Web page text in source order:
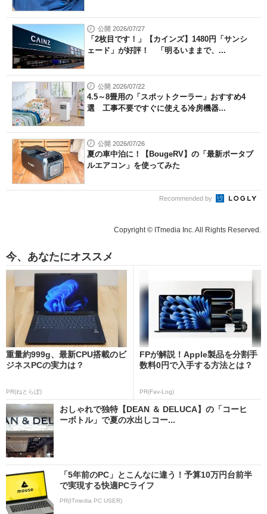
公開 2026/07/27
「2枚目です！」【カインズ】1480円「サンシ
ェード」が好評！ 「明るいままで、...
公開 2026/07/22
4.5～8畳用の「スポットクーラー」おすすめ4
選 工事不要ですぐに使える冷房機器...
公開 2026/07/26
夏の車中泊に！【BougeRV】の「最新ポータブ
ルエアコン」を使ってみた
Recommended by
Copyright © ITmedia Inc. All Rights Reserved.
今、あなたにオススメ
重量約999g、最新CPU搭載のビ
ジネスPCの実力は？
PR(ねとらぼ)
FPが解説！Apple製品を分割手
数料0円で入手する方法とは？
PR(Fav-Log)
おしゃれで独特【DEAN ＆ DELUCA】の「コーヒ
ーボトル」で夏の水出しコー...
「5年前のPC」とこんなに違う！予算10万円台前半
で実現する快適PCライフ
PR(ITmedia PC USER)